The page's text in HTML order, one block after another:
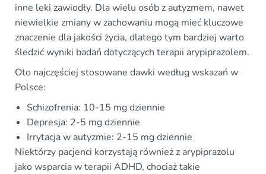
inne leki zawiodły. Dla wielu osób z autyzmem, nawet
niewielkie zmiany w zachowaniu mogą mieć kluczowe
znaczenie dla jakości życia, dlatego tym bardziej warto
śledzić wyniki badań dotyczących terapii arypiprazolem.
Oto najczęściej stosowane dawki według wskazań w
Polsce:
Schizofrenia: 10-15 mg dziennie
Depresja: 2-5 mg dziennie
Irrytacja w autyzmie: 2-15 mg dziennie
Niektórzy pacjenci korzystają również z arypiprazolu
jako wsparcia w terapii ADHD, chociaż takie